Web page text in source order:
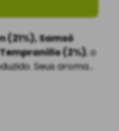
(21%), Samsó
Tempranillo (2%)
, o
Seus aromas